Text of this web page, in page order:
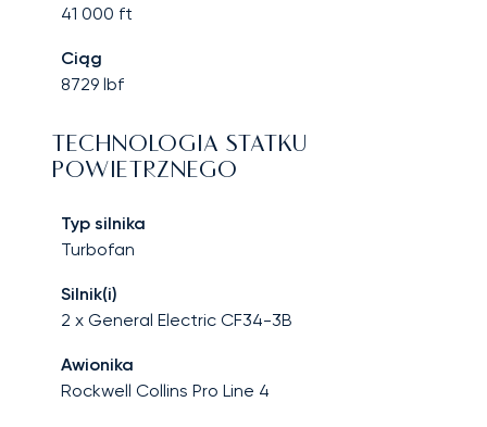
41 000 ft
Ciąg
8729 lbf
TECHNOLOGIA STATKU
POWIETRZNEGO
Typ silnika
Turbofan
Silnik(i)
2 x General Electric CF34-3B
Awionika
Rockwell Collins Pro Line 4